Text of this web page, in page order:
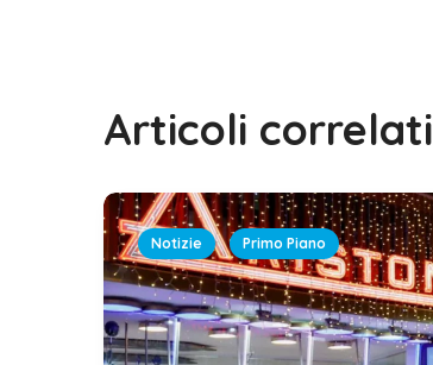
Articoli correlati
Notizie Primo Piano